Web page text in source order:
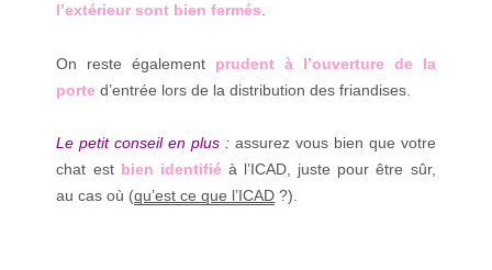
l’extérieur sont bien fermés
On reste également prudent à l’ouverture de la
porte d’entrée lors de la distribution des friandises.
Le petit conseil en plus : assurez vous bien que votre
chat est bien identifiéà l’ICAD, juste pour être sûr,
au cas où (qu’est ce que l’ICAD ?).